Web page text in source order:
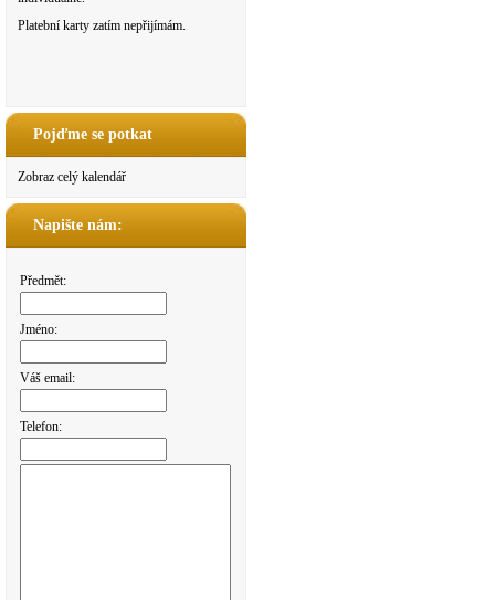
Platební karty zatím nepřijímám.
Pojďme se potkat
Zobraz celý kalendář
Napište nám:
Předmět:
Jméno:
Váš email:
Telefon: